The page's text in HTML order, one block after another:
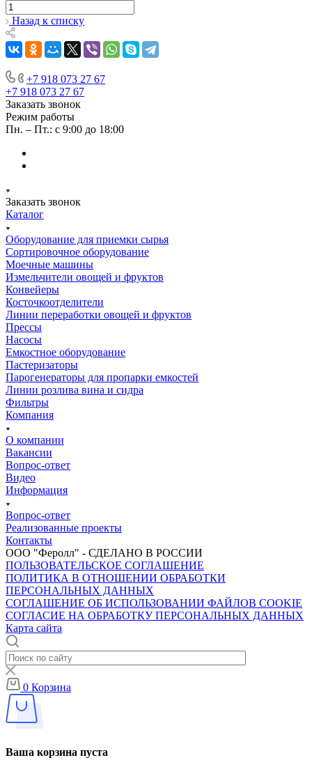
Назад к списку
+7 918 073 27 67
+7 918 073 27 67
Заказать звонок
Режим работы
Пн. – Пт.: с 9:00 до 18:00
Заказать звонок
Каталог
Оборудование для приемки сырья
Сортировочное оборудование
Моечные машины
Измельчители овощей и фруктов
Конвейеры
Косточкоотделители
Линии переработки овощей и фруктов
Прессы
Насосы
Емкостное оборудование
Пастеризаторы
Парогенераторы для пропарки емкостей
Линии розлива вина и сидра
Фильтры
Компания
О компании
Вакансии
Вопрос-ответ
Видео
Информация
Вопрос-ответ
Реализованные проекты
Контакты
ООО "Феролл" - СДЕЛАНО В РОССИИ
ПОЛЬЗОВАТЕЛЬСКОЕ СОГЛАШЕНИЕ
ПОЛИТИКА В ОТНОШЕНИИ ОБРАБОТКИ
ПЕРСОНАЛЬНЫХ ДАННЫХ
CОГЛАШЕНИЕ ОБ ИСПОЛЬЗОВАНИИ ФАЙЛОВ COOKIE
СОГЛАСИЕ НА ОБРАБОТКУ ПЕРСОНАЛЬНЫХ ДАННЫХ
Карта сайта
0 Корзина
Ваша корзина пуста